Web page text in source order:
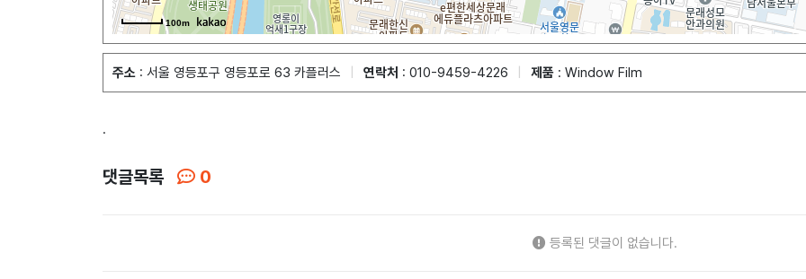
100m
주소 : 서울 영등포구 영등포로 63 카플러스 연락처 : 010-9459-4226 제품 : Window Film
.
댓글목록 0
등록된 댓글이 없습니다.